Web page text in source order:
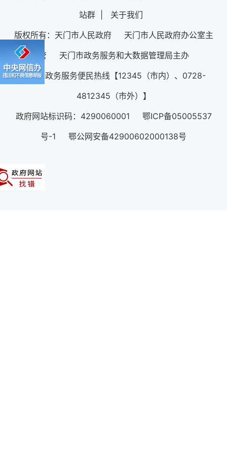
站群
关于我们
版权所有：天门市人民政府 天门市人民政府办公室主
管 天门市政务服务和大数据管理局主办
12345政务服务便民热线【12345（市内）、0728-
4812345（市外）】
政府网站标识码：4290060001 鄂ICP备05005537
号-1 鄂公网安备42900602000138号